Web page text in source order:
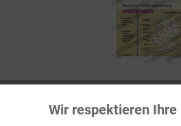
Träger der Deutschen
FunktionaleWir respektieren